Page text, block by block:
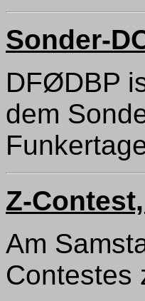
Sonder-
DFØDBP
dem
Z-
Am
Contestes